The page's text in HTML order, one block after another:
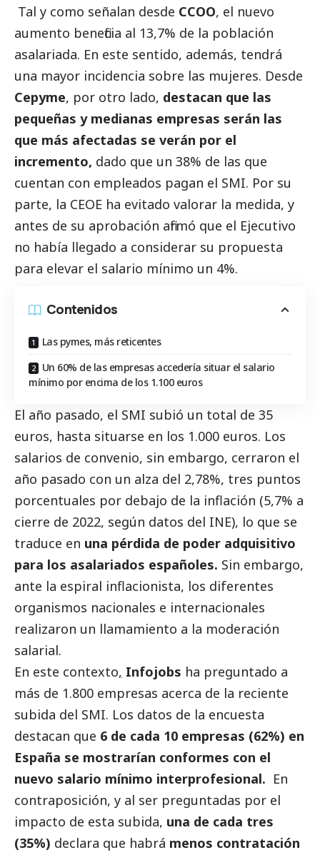
Tal y como señalan desde CCOO, el nuevo
aumento beneficia al 13,7% de la población
asalariada. En este sentido, además, tendrá
una mayor incidencia sobre las mujeres. Desde
Cepyme, por otro lado, destacan que las
pequeñas y medianas empresas serán las
que más afectadas se verán por el
incremento, dado que un 38% de las que
cuentan con empleados pagan el SMI. Por su
parte, la CEOE ha evitado valorar la medida, y
antes de su aprobación afirmó que el Ejecutivo
no había llegado a considerar su propuesta
para elevar el salario mínimo un 4%.
Contenidos
Las pymes, más reticentes
Un 60% de las empresas accedería situar el salario
mínimo por encima de los 1.100 euros
El año pasado, el SMI subió un total de 35
euros, hasta situarse en los 1.000 euros. Los
salarios de convenio, sin embargo, cerraron el
año pasado con un alza del 2,78%, tres puntos
porcentuales por debajo de la inflación (5,7% a
cierre de 2022, según datos del INE), lo que se
traduce en una pérdida de poder adquisitivo
para los asalariados españoles. Sin embargo,
ante la espiral inflacionista, los diferentes
organismos nacionales e internacionales
realizaron un llamamiento a la moderación
salarial.
En este contexto, Infojobs ha preguntado a
más de 1.800 empresas acerca de la reciente
subida del SMI. Los datos de la encuesta
destacan que 6 de cada 10 empresas (62%) en
España se mostrarían conformes con el
nuevo salario mínimo interprofesional. En
contraposición, y al ser preguntadas por el
impacto de esta subida, una de cada tres
(35%) declara que habrá menos contratación